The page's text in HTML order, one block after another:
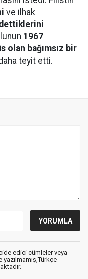
ve ilhak
1967
olan bağımsız bir
teyit etti.
edici cümleler veya
yazılmamış,Türkçe